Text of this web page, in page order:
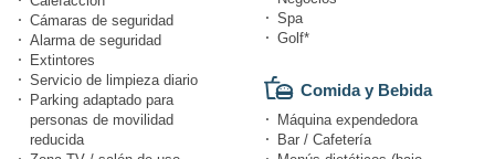
Cámaras de seguridad
Alarma de seguridad
Extintores
Servicio de limpieza diario
Parking adaptado para
personas de movilidad
reducida
Spa
Golf*
Comida y Bebida
Máquina expendedora
Bar / Cafetería